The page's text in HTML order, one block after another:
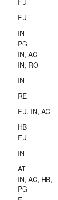
FU
FU
IN
PG
IN, AC
IN, RO
IN
RE
FU, IN, AC
HB
FU
IN
AT
IN, AC, HB,
PG